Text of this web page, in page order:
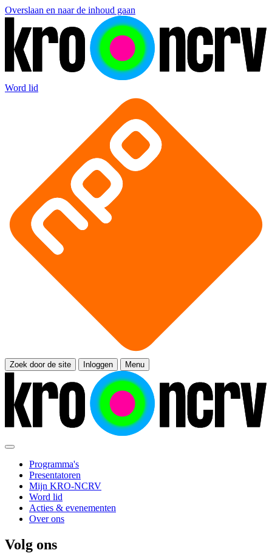
Overslaan en naar de inhoud gaan
Word lid
Zoek door de site Inloggen Menu
Programma's
Presentatoren
Mijn KRO-NCRV
Word lid
Acties & evenementen
Over ons
Volg ons